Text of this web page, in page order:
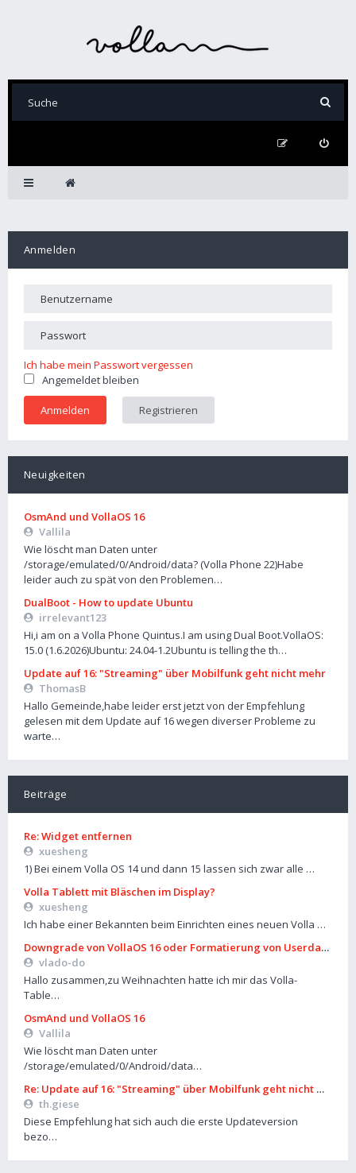
Anmelden
Ich habe mein Passwort vergessen
Angemeldet bleiben
Registrieren
Neuigkeiten
OsmAnd und VollaOS 16
Vallila
Wie löscht man Daten unter
/storage/emulated/0/Android/data? (Volla Phone 22)Habe
leider auch zu spät von den Problemen…
DualBoot - How to update Ubuntu
irrelevant123
Hi,i am on a Volla Phone Quintus.I am using Dual Boot.VollaOS:
15.0 (1.6.2026)Ubuntu: 24.04-1.2Ubuntu is telling the th…
Update auf 16: "Streaming" über Mobilfunk geht nicht mehr
ThomasB
Hallo Gemeinde,habe leider erst jetzt von der Empfehlung
gelesen mit dem Update auf 16 wegen diverser Probleme zu
warte…
Beiträge
Re: Widget entfernen
xuesheng
1) Bei einem Volla OS 14 und dann 15 lassen sich zwar alle …
Volla Tablett mit Bläschen im Display?
xuesheng
Ich habe einer Bekannten beim Einrichten eines neuen Volla …
Downgrade von VollaOS 16 oder Formatierung von Userdata
vlado-do
Hallo zusammen,zu Weihnachten hatte ich mir das Volla-
Table…
OsmAnd und VollaOS 16
Vallila
Wie löscht man Daten unter
/storage/emulated/0/Android/data…
Re: Update auf 16: "Streaming" über Mobilfunk geht nicht mehr
th.giese
Diese Empfehlung hat sich auch die erste Updateversion
bezo…